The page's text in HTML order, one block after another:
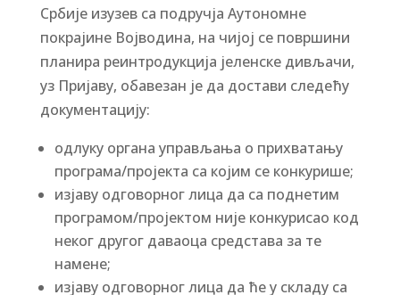
Србије изузев са подручја Аутономне
покрајине Војводина, на чијој се површини
планира реинтродукција јеленске дивљачи,
уз Пријаву, обавезан је да достави следећу
документацију:
одлуку органа управљања о прихватању
програма/пројекта са којим се конкурише;
изјаву одговорног лица да са поднетим
програмом/пројектом није конкурисао код
неког другог даваоца средстава за те
намене;
изјаву одговорног лица да ће у складу са